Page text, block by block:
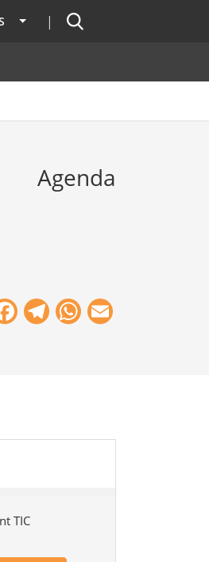
Lista adicional de acciones
Buscador
Agenda
Facebook
Telegram
WhatsApp
TIC